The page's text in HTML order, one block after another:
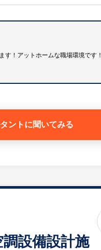
！アットホームな職場環境です！
ントに聞いてみる
設備設計施